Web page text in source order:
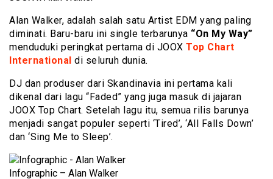
Alan Walker, adalah salah satu Artist EDM yang paling
diminati. Baru-baru ini single terbarunya “On My Way”
menduduki peringkat pertama di JOOX Top Chart
International di seluruh dunia.
DJ dan produser dari Skandinavia ini pertama kali
dikenal dari lagu “Faded” yang juga masuk di jajaran
JOOX Top Chart. Setelah lagu itu, semua rilis barunya
menjadi sangat populer seperti ‘Tired’, ‘All Falls Down’
dan ‘Sing Me to Sleep’.
Infographic – Alan Walker